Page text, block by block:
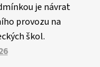
je návrat
provozu na
škol.